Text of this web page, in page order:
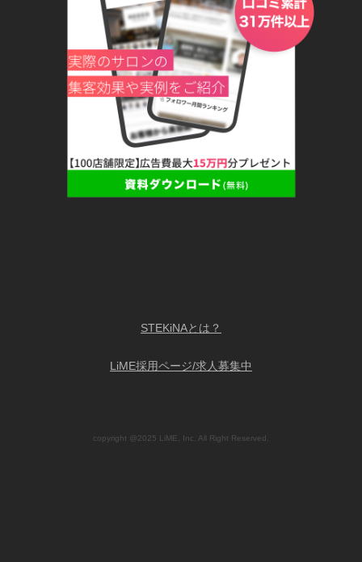
STEKiNAとは？
LiME採用ページ/求人募集中
copyright @2025 LiME, Inc. All Right Reserved.